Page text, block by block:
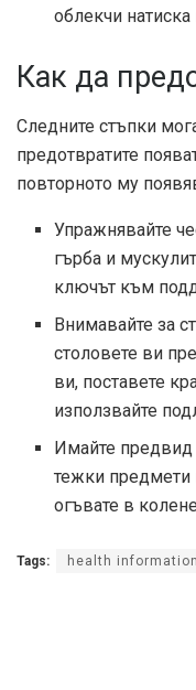
облекчи натиска
Как да
Следните стъпки
предотвратите
повторното му
Упражнявайте
гърба и
ключът към
Внимавайте за
столовете ви
ви, поставете
използвайте
Имайте предвид
тежки предмети
огъвате в
Tags: health information